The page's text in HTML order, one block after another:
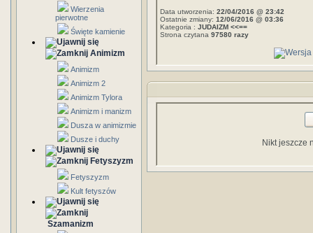
Wierzenia
pierwotne
Święte kamienie
Animizm
Animizm
Animizm 2
Animizm Tylora
Animizm i manizm
Dusza w animizmie
Dusze i duchy
Fetyszyzm
Fetyszyzm
Kult fetyszów
Szamanizm
Data utworzenia: 22/04/2016 @ 23:42
Ostatnie zmiany: 12/06/2016 @ 03:36
Kategoria : JUDAIZM <<==
Strona czytana 97580 razy
Nikt jeszcze